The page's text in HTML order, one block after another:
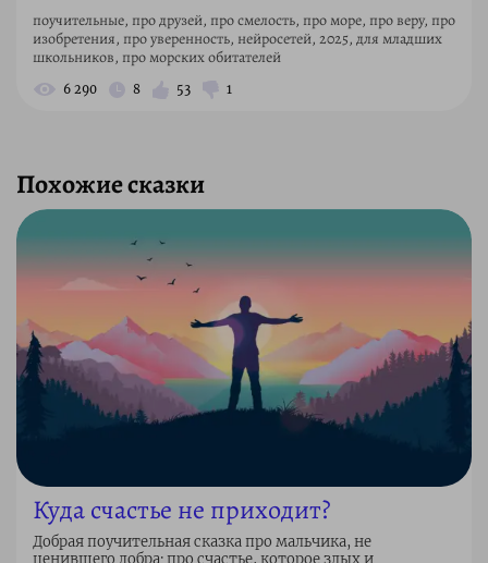
поучительные, про друзей, про смелость, про море, про веру, про
изобретения, про уверенность, нейросетей, 2025, для младших
школьников, про морских обитателей
6 290 8 53 1
Похожие сказки
Куда счастье не приходит?
Добрая поучительная сказка про мальчика, не